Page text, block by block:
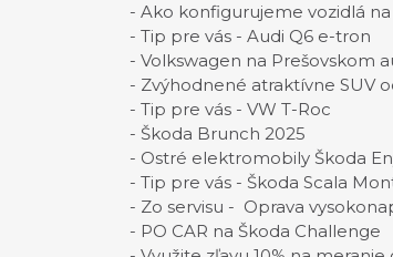
- Ako konfigurujeme vozidlá
- Tip pre vás - Audi Q6 e-tron
- Volkswagen na Prešovskom
- Zvýhodnené atraktívne SUV
- Tip pre vás - VW T-Roc
- Škoda Brunch 2025
- Ostré elektromobily Škoda
- Tip pre vás - Škoda Scala
- Zo servisu - Oprava
- PO CAR na Škoda Challenge